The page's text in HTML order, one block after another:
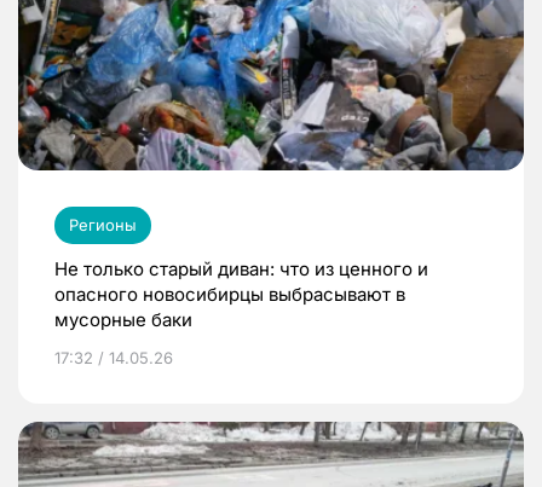
Регионы
Не только старый диван: что из ценного и
опасного новосибирцы выбрасывают в
мусорные баки
17:32 / 14.05.26